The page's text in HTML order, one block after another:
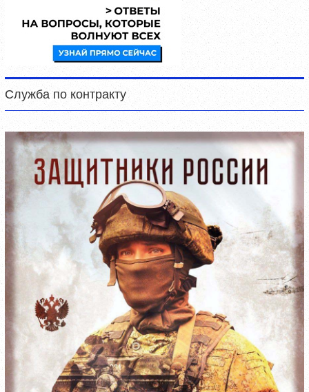
Служба по контракту